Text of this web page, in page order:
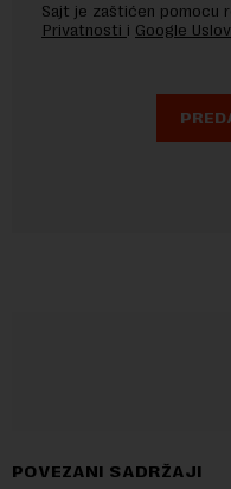
Sajt je zaštićen pomocu
Privatnosti i Google
POVEZANI SADRŽAJI